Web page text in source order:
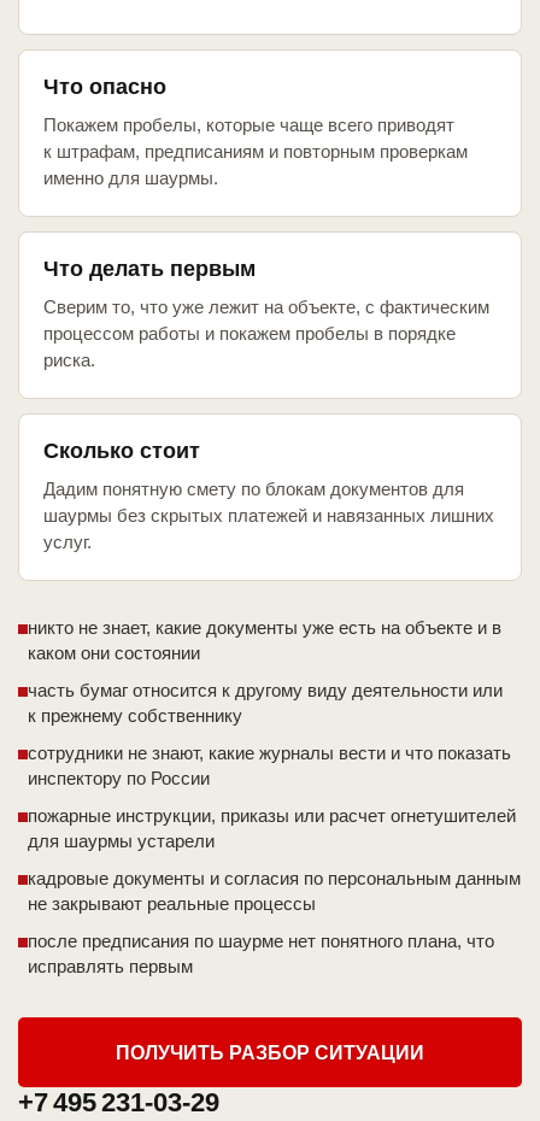
Что опасно
Покажем пробелы, которые чаще всего приводят
к штрафам, предписаниям и повторным проверкам
именно для шаурмы.
Что делать первым
Сверим то, что уже лежит на объекте, с фактическим
процессом работы и покажем пробелы в порядке
риска.
Сколько стоит
Дадим понятную смету по блокам документов для
шаурмы без скрытых платежей и навязанных лишних
услуг.
никто не знает, какие документы уже есть на объекте и в
каком они состоянии
часть бумаг относится к другому виду деятельности или
к прежнему собственнику
сотрудники не знают, какие журналы вести и что показать
инспектору по России
пожарные инструкции, приказы или расчет огнетушителей
для шаурмы устарели
кадровые документы и согласия по персональным данным
не закрывают реальные процессы
после предписания по шаурме нет понятного плана, что
исправлять первым
ПОЛУЧИТЬ РАЗБОР СИТУАЦИИ
+7 495 231-03-29